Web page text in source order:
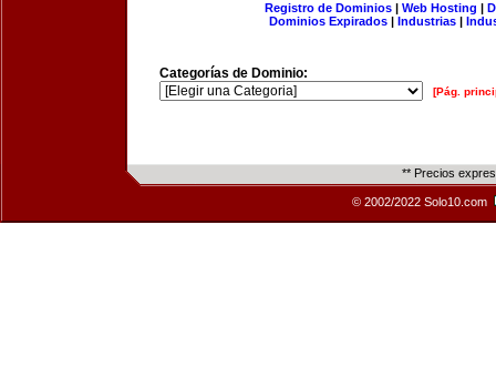
Registro de Dominios| Web Hosting |
Dominios Expirados | Industrias |
Categorías de Dominio:
[Pág.
** Precios
© 2002/2022 Solo10.com